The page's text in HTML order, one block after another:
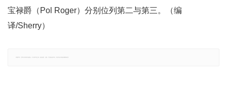
宝禄爵（Pol Roger）分别位列第二与第三。（编
译/Sherry）